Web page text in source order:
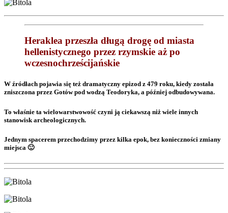
Heraklea przeszła długą drogę od miasta
hellenistycznego przez rzymskie aż po
wczesnochrześcijańskie
W źródłach pojawia się też dramatyczny epizod z 479 roku, kiedy została
zniszczona przez Gotów pod wodzą Teodoryka, a później odbudowywana.
To właśnie ta wielowarstwowość czyni ją ciekawszą niż wiele innych
stanowisk archeologicznych.
Jednym spacerem przechodzimy przez kilka epok, bez konieczności zmiany
miejsca 🙂